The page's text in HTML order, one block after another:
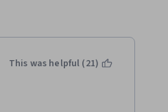
This was helpful (21)